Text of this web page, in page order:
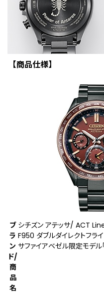
【商品仕様】
ブ
ラ
ン
ド/
商
品
名
シチズン アテッサ/ ACT
F950 ダブルダイレクトフライ
サファイアベゼル限定モデ